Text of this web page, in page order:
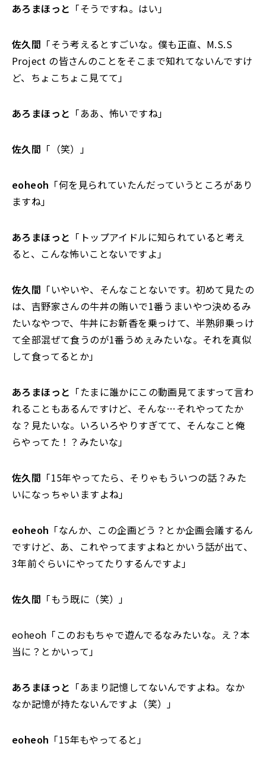
あろまほっと 「そうですね。はい」
佐久間 「そう考えるとすごいな。僕も正直、M.S.S
Project の皆さんのことをそこまで知れてないんですけ
ど、ちょこちょこ見てて」
あろまほっと 「ああ、怖いですね」
佐久間 「（笑）」
eoheoh 「何を見られていたんだっていうところがあり
ますね」
あろまほっと 「トップアイドルに知られていると考え
ると、こんな怖いことないですよ」
佐久間 「いやいや、そんなことないです。初めて見たの
は、吉野家さんの牛丼の賄いで1番うまいやつ決めるみ
たいなやつで、牛丼にお新香を乗っけて、半熟卵乗っけ
て全部混ぜて食うのが1番うめぇみたいな。それを真似
して食ってるとか」
あろまほっと 「たまに誰かにこの動画見てますって言わ
れることもあるんですけど、そんな…それやってたか
な？見たいな。いろいろやりすぎてて、そんなこと俺
らやってた！？みたいな」
佐久間 「15年やってたら、そりゃもういつの話？みた
いになっちゃいますよね」
eoheoh 「なんか、この企画どう？とか企画会議するん
ですけど、あ、これやってますよねとかいう話が出て、
3年前ぐらいにやってたりするんですよ」
佐久間 「もう既に（笑）」
eoheoh「このおもちゃで遊んでるなみたいな。え？本
当に？とかいって」
あろまほっと 「あまり記憶してないんですよね。なか
なか記憶が持たないんですよ（笑）」
eoheoh 「15年もやってると」